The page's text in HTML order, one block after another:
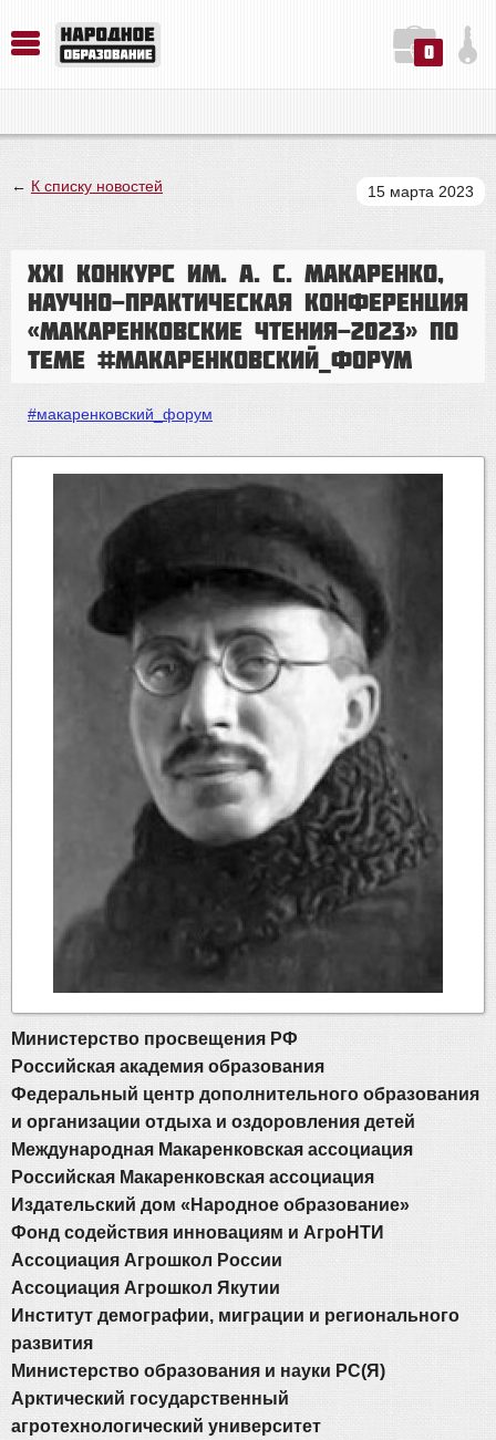
0
← К списку новостей 15 марта 2023
XXI конкурс им. А. С. Макаренко,
научно-практическая конференция
«Макаренковские чтения-2023» по
теме #макаренковский_форум
#макаренковский_форум
Министерство просвещения РФ
Российская академия образования
Федеральный центр дополнительного образования
и организации отдыха и оздоровления детей
Международная Макаренковская ассоциация
Российская Макаренковская ассоциация
Издательский дом «Народное образование»
Фонд содействия инновациям и АгроНТИ
Ассоциация Агрошкол России
Ассоциация Агрошкол Якутии
Институт демографии, миграции и регионального
развития
Министерство образования и науки РС(Я)
Арктический государственный
агротехнологический университет